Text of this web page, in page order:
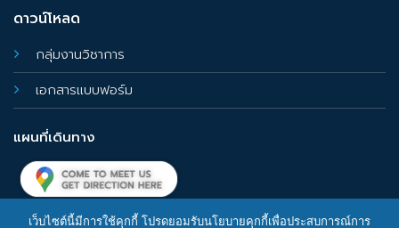
ดาวน์โหลด
กลุ่มงานวิชาการ
เอกสารแบบฟอร์ม
แผนที่เดินทาง
เว็บไซต์นี้มีการใช้คุกกี้ โปรดยอมรับนโยบายคุกกี้เพื่อประสบการณ์การ